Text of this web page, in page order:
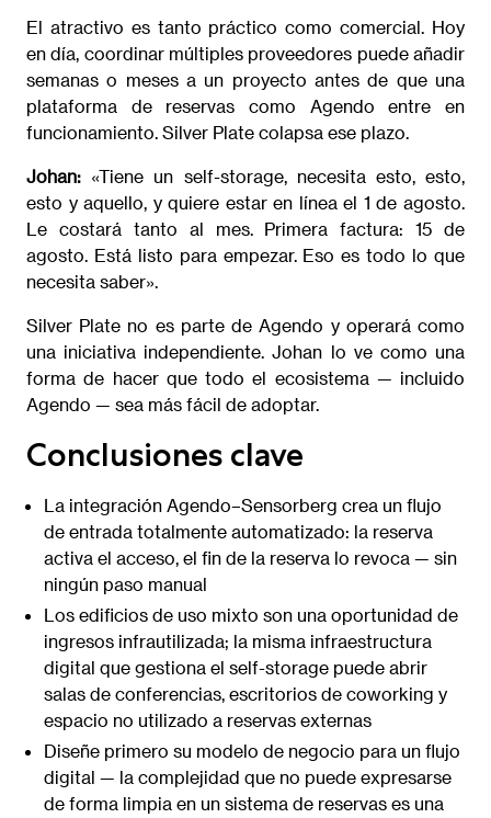
El atractivo es tanto práctico como comercial. Hoy
en día, coordinar múltiples proveedores puede añadir
semanas o meses a un proyecto antes de que una
plataforma de reservas como Agendo entre en
funcionamiento. Silver Plate colapsa ese plazo.
Johan: «Tiene un self-storage, necesita esto, esto,
esto y aquello, y quiere estar en línea el 1 de agosto.
Le costará tanto al mes. Primera factura: 15 de
agosto. Está listo para empezar. Eso es todo lo que
necesita saber».
Silver Plate no es parte de Agendo y operará como
una iniciativa independiente. Johan lo ve como una
forma de hacer que todo el ecosistema — incluido
Agendo — sea más fácil de adoptar.
Conclusiones clave
La integración Agendo–Sensorberg crea un flujo
de entrada totalmente automatizado: la reserva
activa el acceso, el fin de la reserva lo revoca — sin
ningún paso manual
Los edificios de uso mixto son una oportunidad de
ingresos infrautilizada; la misma infraestructura
digital que gestiona el self-storage puede abrir
salas de conferencias, escritorios de coworking y
espacio no utilizado a reservas externas
Diseñe primero su modelo de negocio para un flujo
digital — la complejidad que no puede expresarse
de forma limpia en un sistema de reservas es una